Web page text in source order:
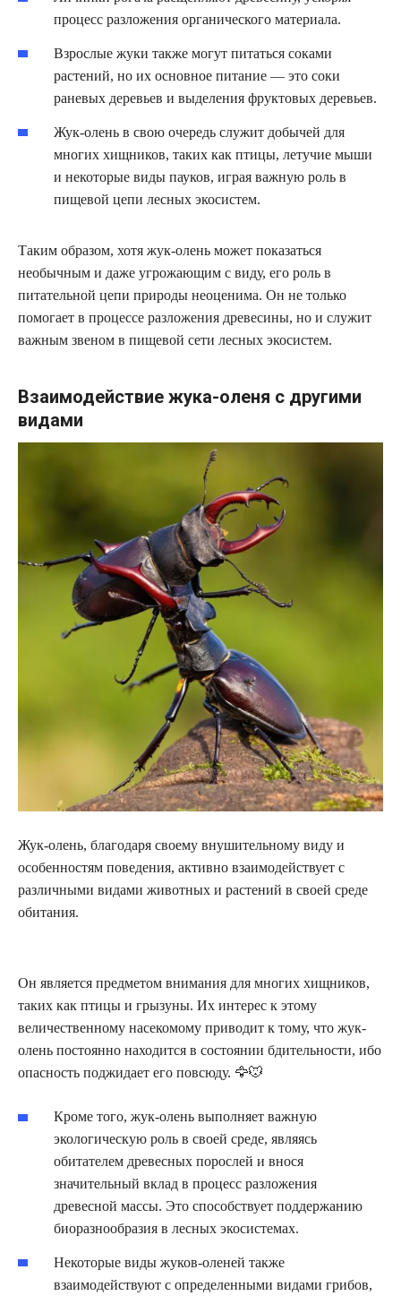
процесс разложения органического материала.
Взрослые жуки также могут питаться соками
растений, но их основное питание — это соки
раневых деревьев и выделения фруктовых деревьев.
Жук-олень в свою очередь служит добычей для
многих хищников, таких как птицы, летучие мыши
и некоторые виды пауков, играя важную роль в
пищевой цепи лесных экосистем.
Таким образом, хотя жук-олень может показаться
необычным и даже угрожающим с виду, его роль в
питательной цепи природы неоценима. Он не только
помогает в процессе разложения древесины, но и служит
важным звеном в пищевой сети лесных экосистем.
Взаимодействие жука-оленя с другими
видами
Жук-олень, благодаря своему внушительному виду и
особенностям поведения, активно взаимодействует с
различными видами животных и растений в своей среде
обитания.
Он является предметом внимания для многих хищников,
таких как птицы и грызуны. Их интерес к этому
величественному насекомому приводит к тому, что жук-
олень постоянно находится в состоянии бдительности, ибо
опасность поджидает его повсюду. 🦅🐭
Кроме того, жук-олень выполняет важную
экологическую роль в своей среде, являясь
обитателем древесных порослей и внося
значительный вклад в процесс разложения
древесной массы. Это способствует поддержанию
биоразнообразия в лесных экосистемах.
Некоторые виды жуков-оленей также
взаимодействуют с определенными видами грибов,